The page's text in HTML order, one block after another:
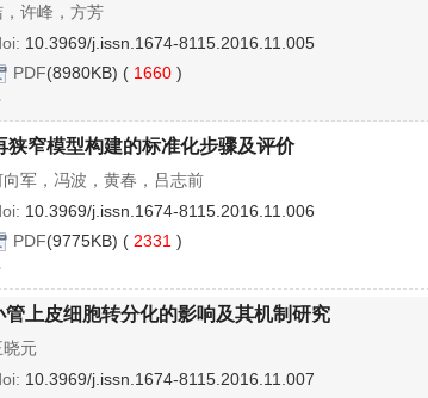
许峰，方芳
10.3969/j.issn.1674-8115.2016.11.005
PDF(8980KB) ( 1660 )
狭窄模型构建的标准化步骤及评价
军，冯波，黄春，吕志前
10.3969/j.issn.1674-8115.2016.11.006
PDF(9775KB) ( 2331 )
上皮细胞转分化的影响及其机制研究
晓元
10.3969/j.issn.1674-8115.2016.11.007